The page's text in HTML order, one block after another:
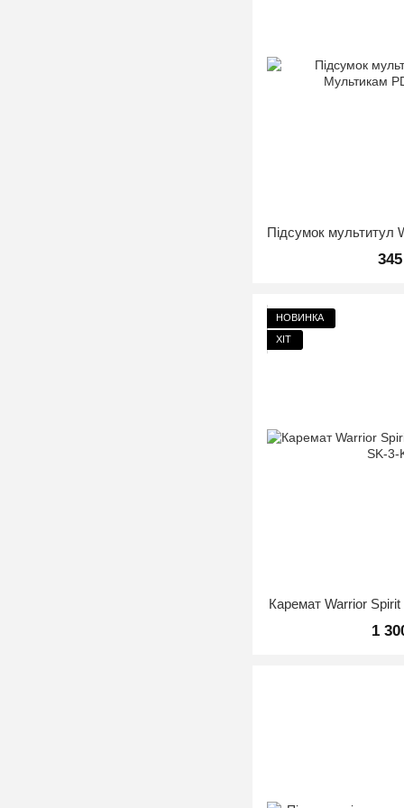
НОВИНКА
ХІТ
Каремат Warrior Spirit
1